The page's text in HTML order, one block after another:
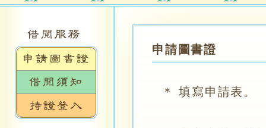
申請圖書證
＊ 填寫申請表。